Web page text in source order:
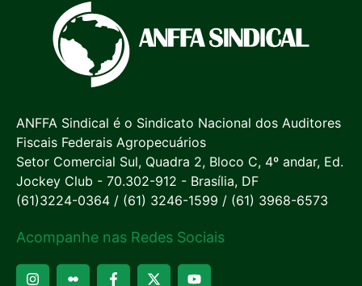
ANFFA Sindical é o Sindicato Nacional dos Auditores
Fiscais Federais Agropecuários
Setor Comercial Sul, Quadra 2, Bloco C, 4º andar, Ed.
Jockey Club - 70.302-912 - Brasília, DF
(61)3224-0364 / (61) 3246-1599 / (61) 3968-6573
Acompanhe nas Redes Sociais